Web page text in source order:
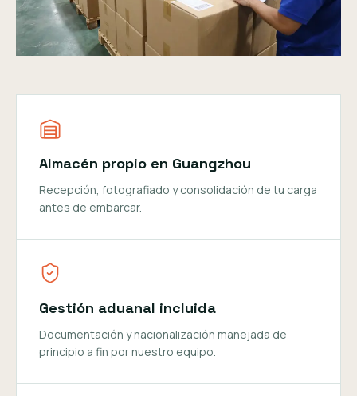
Almacén propio en Guangzhou
Recepción, fotografiado y consolidación de tu carga
antes de embarcar.
Gestión aduanal incluida
Documentación y nacionalización manejada de
principio a fin por nuestro equipo.